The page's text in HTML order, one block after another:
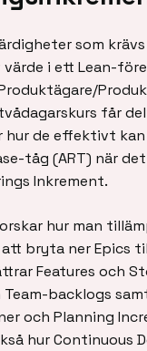
som
värde i ett Lean-
får
hur de effektivt
tåg (ART) när
Inkrement.
hur man
bryta ner Epics
Features och
backlogs
och Planning
hur Continuous